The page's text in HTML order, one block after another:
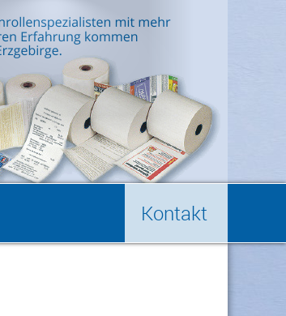
Kontakt